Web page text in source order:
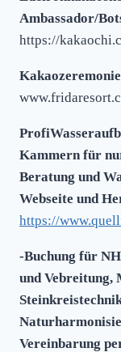
Ambassador/
https://
Kammern für
Beratung und
Webseite und
https://
-Buchung für
und Vebreitung,
Vereinbarung